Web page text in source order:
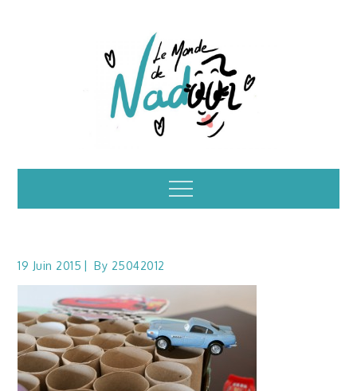
Illustrations – le
monde de Nadoo
Menu
19 Juin 2015 By 25042012